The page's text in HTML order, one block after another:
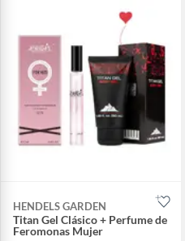
HENDELS GARDEN
Titan Gel Clásico + Perfume de
Feromonas Mujer